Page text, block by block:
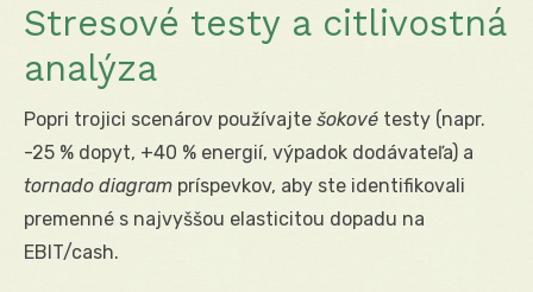
Stresové testy a citlivostná
analýza
Popri trojici scenárov používajte šokové testy (napr.
-25 % dopyt, +40 % energií, výpadok dodávateľa) a
tornado diagram príspevkov, aby ste identifikovali
premenné s najvyššou elasticitou dopadu na
EBIT/cash.